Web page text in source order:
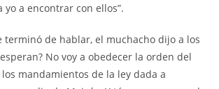
yo a encontrar con ellos”.
terminó de hablar, el muchacho dijo a los
No voy a obedecer la orden del
mandamientos de la ley dada a